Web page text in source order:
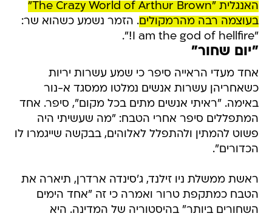
האנגלית "The Crazy World of Arthur Brown"
בעוצמה רבה מהרמקולים. הזמר נשמע כשהוא שר:
"I am the god of hellfire!".
"יום שחור"
אחד מעדי הראייה סיפר כי שמע עשרות יריות
כשאחריהן עשרות אנשים נמלטו ממסגד א-נור
באימה. "ראיתי אנשים מתים בכל מקום", סיפר. אחד
המתפללים סיפר אחרי הטבח: "מה שעשיתי היה
פשוט להמתין ולהתפלל לאלוהים, בבקשה שייגמרו לו
הכדורים".
ראשת ממשלת ניו זילנד, ג'סינדה ארדרן, תיארה את
הטבח כמתקפת טרור ואמרה כי זה "אחד הימים
השחורים ביותר" בהיסטוריה של המדינה. היא